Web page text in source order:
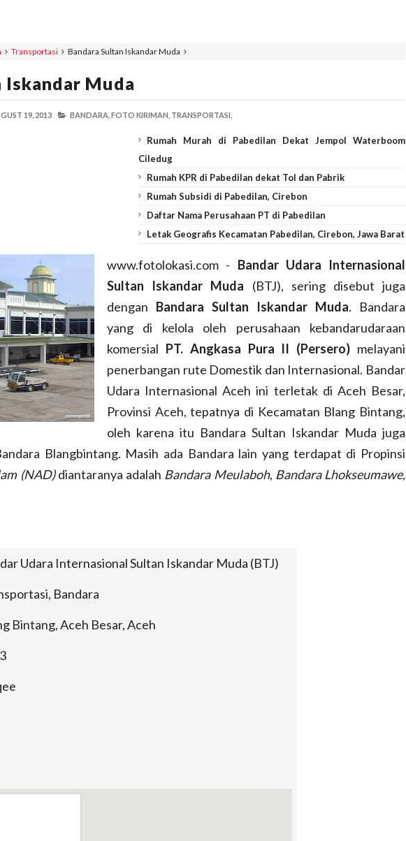
Transportasi Bandara Sultan Iskandar Muda
Iskandar Muda
19, 2013 BANDARA, FOTO KIRIMAN, TRANSPORTASI,
Rumah Murah di Pabedilan Dekat Jempol Waterboom
Ciledug
Rumah KPR di Pabedilan dekat Tol dan Pabrik
Rumah Subsidi di Pabedilan, Cirebon
Daftar Nama Perusahaan PT di Pabedilan
Letak Geografis Kecamatan Pabedilan, Cirebon, Jawa Barat
www.fotolokasi.com - Bandar Udara Internasional
Sultan Iskandar Muda (BTJ), sering disebut juga
dengan Bandara Sultan Iskandar Muda. Bandara
yang di kelola oleh perusahaan kebandarudaraan
komersial PT. Angkasa Pura II (Persero) melayani
penerbangan rute Domestik dan Internasional. Bandar
Udara Internasional Aceh ini terletak di Aceh Besar,
Provinsi Aceh, tepatnya di Kecamatan Blang Bintang,
oleh karena itu Bandara Sultan Iskandar Muda juga
Blangbintang. Masih ada Bandara lain yang terdapat di Propinsi
(NAD)diantaranya adalah Bandara Meulaboh, Bandara Lhokseumawe,
Udara Internasional Sultan Iskandar Muda (BTJ)
Bandara
Bintang, Aceh Besar, Aceh